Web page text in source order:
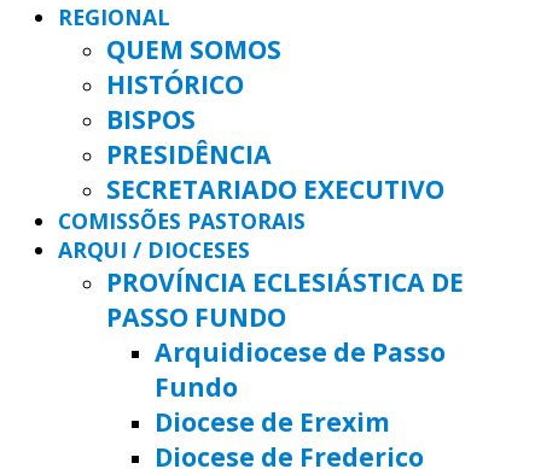
REGIONAL
QUEM SOMOS
HISTÓRICO
BISPOS
PRESIDÊNCIA
SECRETARIADO EXECUTIVO
COMISSÕES PASTORAIS
ARQUI / DIOCESES
PROVÍNCIA ECLESIÁSTICA DE
PASSO FUNDO
Arquidiocese de Passo
Fundo
Diocese de Erexim
Diocese de Frederico